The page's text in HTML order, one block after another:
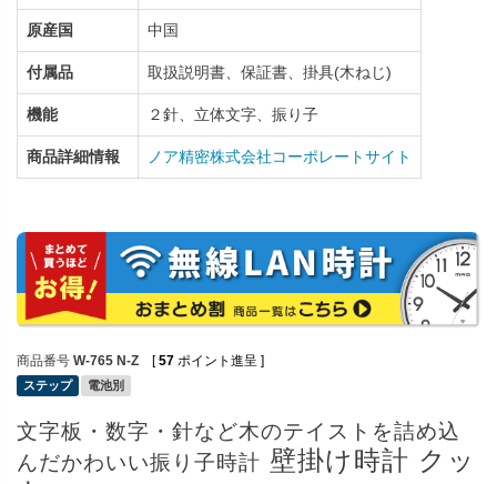
原産国 中国
付属品 取扱説明書、保証書、掛具(木ねじ)
機能 ２針、立体文字、振り子
商品詳細情報 ノア精密株式会社コーポレートサイト
商品番号 W-765 N-Z [ 57 ポイント進呈 ]
ステップ 電池別
文字板・数字・針など木のテイストを詰め込
んだかわいい振り子時計 壁掛け時計 クッ